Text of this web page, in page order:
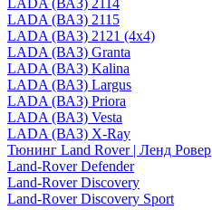
LADA (ВАЗ) 2114
LADA (ВАЗ) 2115
LADA (ВАЗ) 2121 (4x4)
LADA (ВАЗ) Granta
LADA (ВАЗ) Kalina
LADA (ВАЗ) Largus
LADA (ВАЗ) Priora
LADA (ВАЗ) Vesta
LADA (ВАЗ) X-Ray
Тюнинг Land Rover | Ленд Ровер
Land-Rover Defender
Land-Rover Discovery
Land-Rover Discovery Sport